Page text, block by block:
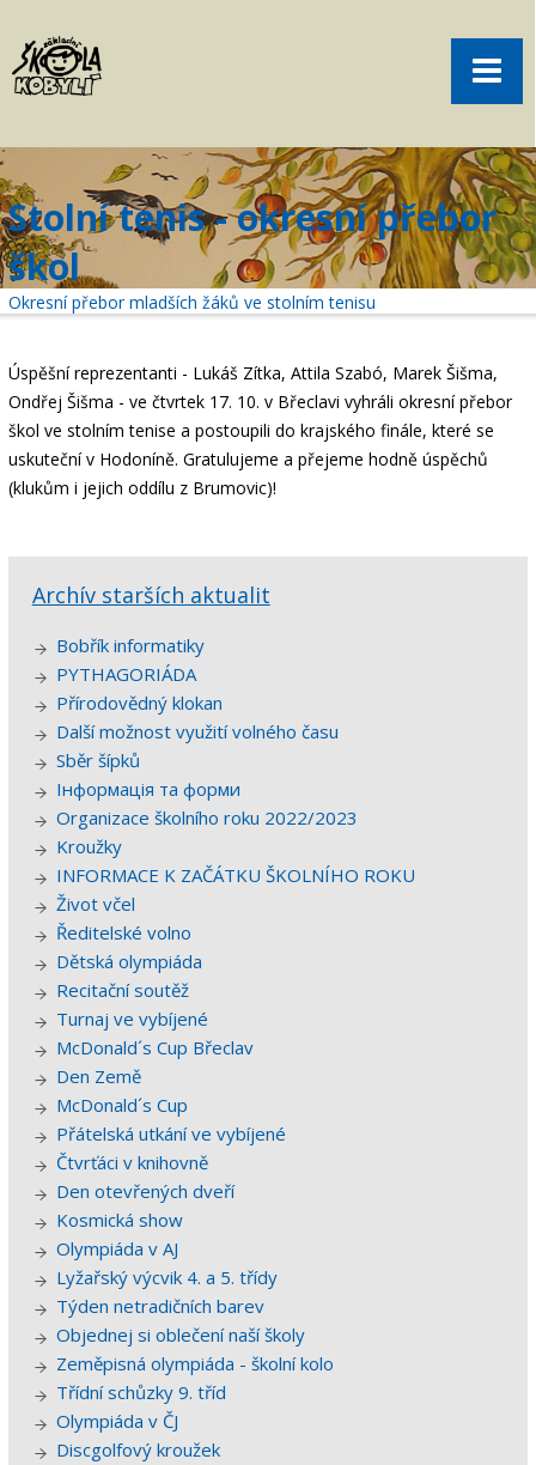
Aktuality
Volný čas
Kontakt
Akce
žákovská knížka
objednání obědů
Menu
Stolní tenis - okresní přebor
škol
Okresní přebor mladších žáků ve stolním tenisu
Úspěšní reprezentanti - Lukáš Zítka, Attila Szabó, Marek Šišma,
Ondřej Šišma - ve čtvrtek 17. 10. v Břeclavi vyhráli okresní přebor
škol ve stolním tenise a postoupili do krajského finále, které se
uskuteční v Hodoníně. Gratulujeme a přejeme hodně úspěchů
(klukům i jejich oddílu z Brumovic)!
Archív starších aktualit
Bobřík informatiky
PYTHAGORIÁDA
Přírodovědný klokan
Další možnost využití volného času
Sběr šípků
Інформація та форми
Organizace školního roku 2022/2023
Kroužky
INFORMACE K ZAČÁTKU ŠKOLNÍHO ROKU
Život včel
Ředitelské volno
Dětská olympiáda
Recitační soutěž
Turnaj ve vybíjené
McDonald´s Cup Břeclav
Den Země
McDonald´s Cup
Přátelská utkání ve vybíjené
Čtvrťáci v knihovně
Den otevřených dveří
Kosmická show
Olympiáda v AJ
Lyžařský výcvik 4. a 5. třídy
Týden netradičních barev
Objednej si oblečení naší školy
Zeměpisná olympiáda - školní kolo
Třídní schůzky 9. tříd
Olympiáda v ČJ
Discgolfový kroužek